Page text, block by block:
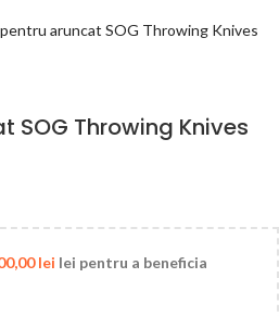
aruncat SOG Throwing Knives
SOG Throwing Knives
lei lei pentru a beneficia